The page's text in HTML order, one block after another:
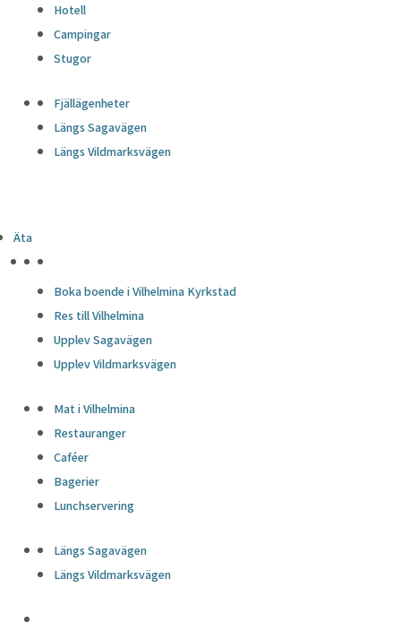
Hotell
Campingar
Stugor
Fjällägenheter
Längs Sagavägen
Längs Vildmarksvägen
Äta
Boka boende i Vilhelmina Kyrkstad
Res till Vilhelmina
Upplev Sagavägen
Upplev Vildmarksvägen
Mat i Vilhelmina
Restauranger
Caféer
Bagerier
Lunchservering
Längs Sagavägen
Längs Vildmarksvägen